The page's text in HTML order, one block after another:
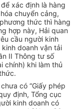
xác định là hàng
chuyển cảng,
thức thì hàng
hợp này, Hải quan
cầu người kinh
doanh vận tải
II Thông tư số
chính) khi làm thủ
có “Giấy phép
định, Tổng cục
kinh doanh có